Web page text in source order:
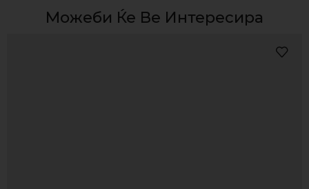
Можеби Ќе Ве Интересира